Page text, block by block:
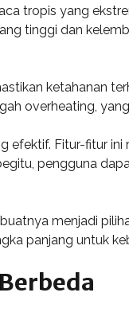
tropis yang
tinggi dan
ketahanan
overheating,
Fitur-fitur
pengguna
menjadi
panjang untuk